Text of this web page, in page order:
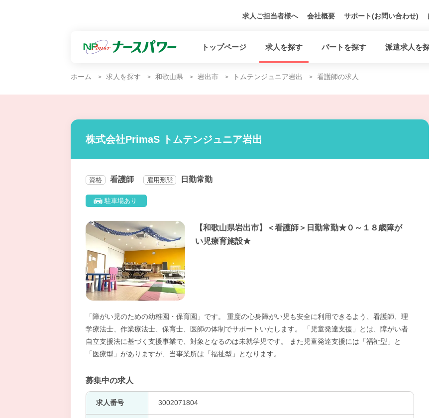
求人ご担当者様へ 会社概要 サポート(お問い合わせ)
トップページ 求人を探す パートを探す 派遣求人を
ホーム 求人を探す 和歌山県 岩出市 トムテンジュニア岩出 看護師の求人
株式会社PrimaS トムテンジュニア岩出
資格 看護師 雇用形態 日勤常勤
駐車場あり
【和歌山県岩出市】＜看護師＞日勤常勤★０～１８歳障が
い児療育施設★
「障がい児のための幼稚園・保育園」です。 重度の心身障がい児も安全に利用できるよう、看護師、理
学療法士、作業療法士、保育士、医師の体制でサポートいたします。 「児童発達支援」とは、障がい者
自立支援法に基づく支援事業で、対象となるのは未就学児です。 また児童発達支援には「福祉型」と
「医療型」がありますが、当事業所は「福祉型」となります。
募集中の求人
求人番号 3002071804